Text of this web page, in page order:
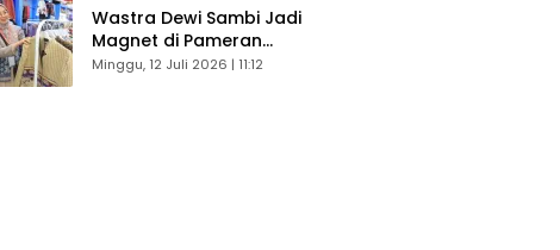
Wastra Dewi Sambi Jadi
Magnet di Pameran
Dekranasda, Banyak Diminati
Minggu, 12 Juli 2026 | 11:12